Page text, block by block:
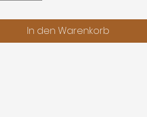
In den Warenkorb